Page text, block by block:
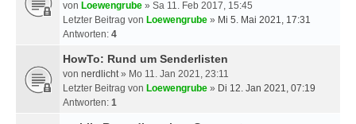
von Loewengrube » Sa 11. Feb 2017, 15:45
Letzter Beitrag von Loewengrube » Mi 5. Mai 2021, 17:31
Antworten: 4
HowTo: Rund um Senderlisten
von nerdlicht» Mo 11. Jan 2021, 23:11
Letzter Beitrag von Loewengrube » Di 12. Jan 2021, 07:19
Antworten: 1